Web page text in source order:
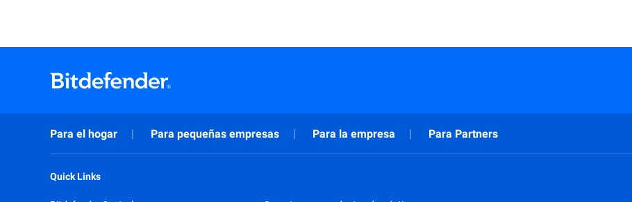
Para el hogar Para pequeñas empresas Para la empresa Para Partners
Quick Links